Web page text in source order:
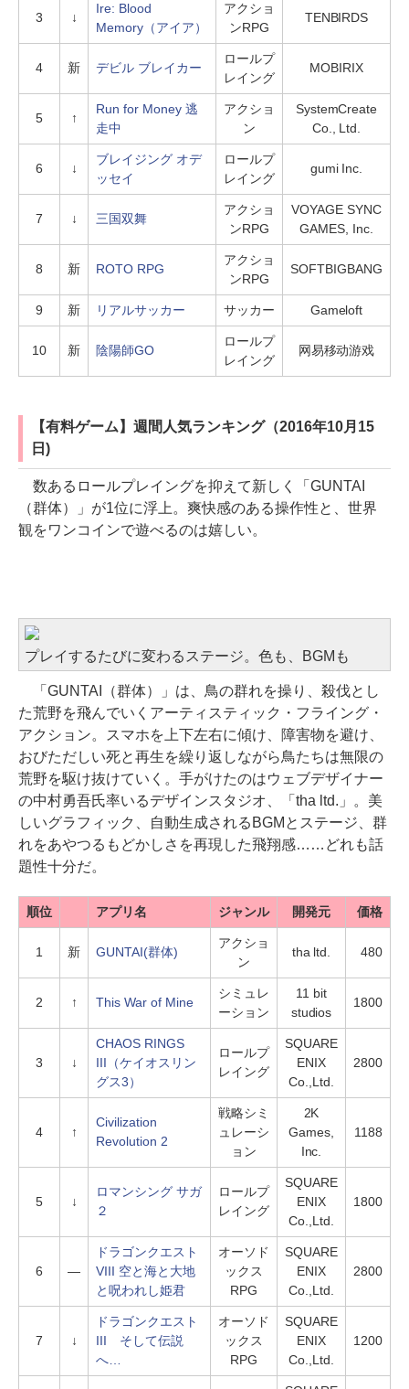
3 ↓
Ire: Blood
Memory（アイア）
アクショ
ンRPG
TENBIRDS
4 新 デビル ブレイカー
ロールプ
レイング
MOBIRIX
5 ↑
Run for Money 逃
走中
アクショ
ン
SystemCreate
Co., Ltd.
6 ↓
ブレイジング オデ
ッセイ
ロールプ
レイング
gumi Inc.
7 ↓ 三国双舞
アクショ
ンRPG
VOYAGE SYNC
GAMES, Inc.
8 新 ROTO RPG
アクショ
ンRPG
SOFTBIGBANG
9 新 リアルサッカー サッカー Gameloft
10 新 陰陽師GO
ロールプ
レイング
网易移动游戏
【有料ゲーム】週間人気ランキング（2016年10月15
日)
数あるロールプレイングを抑えて新しく「GUNTAI
（群体）」が1位に浮上。爽快感のある操作性と、世界
観をワンコインで遊べるのは嬉しい。
プレイするたびに変わるステージ。色も、BGMも
「GUNTAI（群体）」は、鳥の群れを操り、殺伐とし
た荒野を飛んでいくアーティスティック・フライング・
アクション。スマホを上下左右に傾け、障害物を避け、
おびただしい死と再生を繰り返しながら鳥たちは無限の
荒野を駆け抜けていく。手がけたのはウェブデザイナー
の中村勇吾氏率いるデザインスタジオ、「tha ltd.」。美
しいグラフィック、自動生成されるBGMとステージ、群
れをあやつるもどかしさを再現した飛翔感……どれも話
題性十分だ。
順位 アプリ名 ジャンル 開発元 価格
1 新 GUNTAI(群体)
アクショ
ン
tha ltd. 480
2 ↑ This War of Mine
シミュレ
ーション
11 bit
studios
1800
3 ↓
CHAOS RINGS
III（ケイオスリン
グス3）
ロールプ
レイング
SQUARE
ENIX
Co.,Ltd.
2800
4 ↑
Civilization
Revolution 2
戦略シミ
ュレーシ
ョン
2K
Games,
Inc.
1188
5 ↓
ロマンシング サガ
２
ロールプ
レイング
SQUARE
ENIX
Co.,Ltd.
1800
6 ―
ドラゴンクエスト
VIII 空と海と大地
と呪われし姫君
オーソド
ックス
RPG
SQUARE
ENIX
Co.,Ltd.
2800
7 ↓
ドラゴンクエスト
III そして伝説
へ…
オーソド
ックス
RPG
SQUARE
ENIX
Co.,Ltd.
1200